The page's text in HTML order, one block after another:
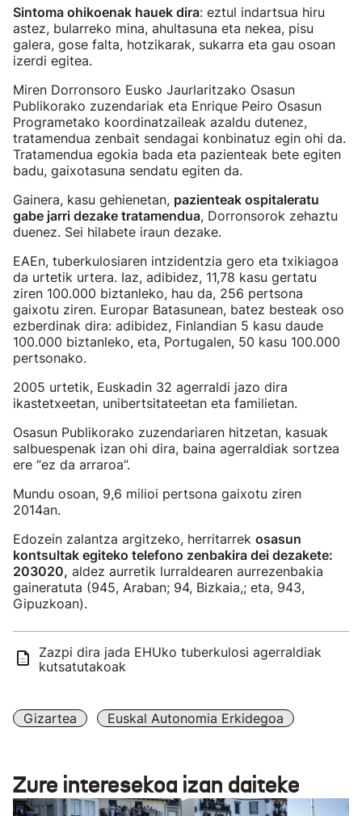
Sintoma ohikoenak hauek dira: eztul indartsua hiru
astez, bularreko mina, ahultasuna eta nekea, pisu
galera, gose falta, hotzikarak, sukarra eta gau osoan
izerdi egitea.
Miren Dorronsoro Eusko Jaurlaritzako Osasun
Publikorako zuzendariak eta Enrique Peiro Osasun
Programetako koordinatzaileak azaldu dutenez,
tratamendua zenbait sendagai konbinatuz egin ohi da.
Tratamendua egokia bada eta pazienteak bete egiten
badu, gaixotasuna sendatu egiten da.
Gainera, kasu gehienetan, pazienteak ospitaleratu
gabe jarri dezake tratamendua, Dorronsorok zehaztu
duenez. Sei hilabete iraun dezake.
EAEn, tuberkulosiaren intzidentzia gero eta txikiagoa
da urtetik urtera. Iaz, adibidez, 11,78 kasu gertatu
ziren 100.000 biztanleko, hau da, 256 pertsona
gaixotu ziren. Europar Batasunean, batez besteak oso
ezberdinak dira: adibidez, Finlandian 5 kasu daude
100.000 biztanleko, eta, Portugalen, 50 kasu 100.000
pertsonako.
2005 urtetik, Euskadin 32 agerraldi jazo dira
ikastetxeetan, unibertsitateetan eta familietan.
Osasun Publikorako zuzendariaren hitzetan, kasuak
salbuespenak izan ohi dira, baina agerraldiak sortzea
ere “ez da arraroa”.
Mundu osoan, 9,6 milioi pertsona gaixotu ziren
2014an.
Edozein zalantza argitzeko, herritarrek osasun
kontsultak egiteko telefono zenbakira dei dezakete:
203020, aldez aurretik lurraldearen aurrezenbakia
gaineratuta (945, Araban; 94, Bizkaia,; eta, 943,
Gipuzkoan).
Zazpi dira jada EHUko tuberkulosi agerraldiak
kutsatutakoak
Gizartea Euskal Autonomia Erkidegoa
Zure interesekoa izan daiteke